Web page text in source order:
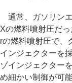
通常、ガソリン
Xの燃料噴射圧だ
rの燃料噴射圧で、
インジェクターを
ゾインジェクター
め細かい制御が可